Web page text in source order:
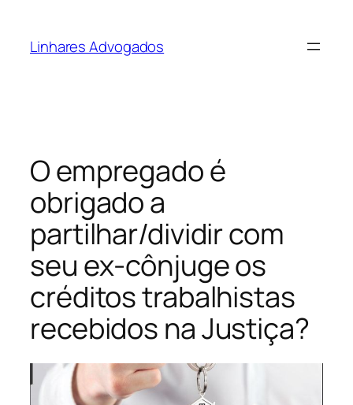
Linhares Advogados
O empregado é
obrigado a
partilhar/dividir com
seu ex-cônjuge os
créditos trabalhistas
recebidos na Justiça?